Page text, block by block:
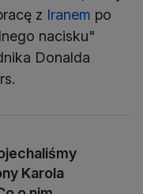
z Iranem po
nacisku"
Donalda
Karola